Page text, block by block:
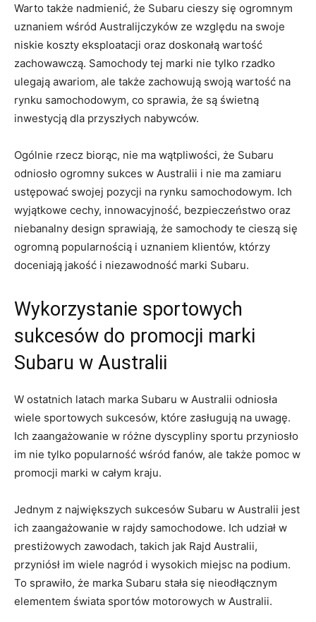
Warto także ⁣nadmienić, że Subaru cieszy się ogromnym
uznaniem⁤ wśród Australijczyków ze względu na swoje
niskie koszty ‌eksploatacji oraz ‍doskonałą wartość
zachowawczą. Samochody tej marki nie tylko⁣ rzadko
ulegają awariom, ⁢ale także zachowują swoją wartość na
rynku samochodowym,⁤ co sprawia, ‍że ‌są⁢ świetną
inwestycją dla przyszłych nabywców.
Ogólnie rzecz biorąc, nie ma wątpliwości, że Subaru
odniosło​ ogromny sukces w Australii i⁤ nie ma zamiaru⁤
ustępować ​swojej ‌pozycji na ​rynku samochodowym. Ich
wyjątkowe ⁤cechy, innowacyjność, bezpieczeństwo oraz
niebanalny design ⁢sprawiają,⁤ że samochody‍ te cieszą się
ogromną popularnością i uznaniem klientów, którzy
doceniają jakość i niezawodność marki Subaru.
Wykorzystanie⁣ sportowych
sukcesów do promocji marki
Subaru⁢ w ‌Australii
W​ ostatnich latach marka Subaru ​w Australii odniosła
wiele sportowych sukcesów, które zasługują na uwagę.
Ich zaangażowanie w różne dyscypliny ‌sportu przyniosło
im⁣ nie tylko popularność⁣ wśród fanów, ale także pomoc w
​promocji ⁤marki w⁤ całym kraju.
Jednym z największych​ sukcesów⁤ Subaru w Australii jest
ich zaangażowanie w rajdy samochodowe. Ich udział w‍
prestiżowych zawodach, takich jak Rajd‍ Australii,
przyniósł im wiele nagród i wysokich​ miejsc na podium.
To sprawiło,⁢ że ⁣marka Subaru stała się nieodłącznym
elementem świata‍ sportów motorowych w Australii.